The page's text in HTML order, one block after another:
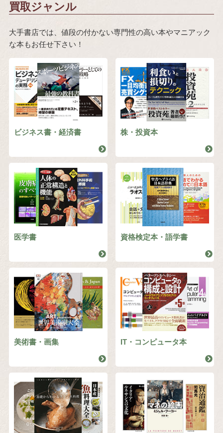
買取ジャンル
大手書店では、値段の付かない専門性の高い本やマニアック
な本もお任せ下さい！
ビジネス書・経済書 株・投資本
医学書 資格検定本・語学書
美術書・画集 IT・コンピュータ本